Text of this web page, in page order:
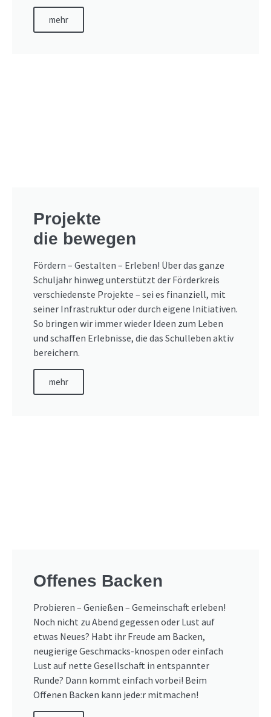
mehr
Projekte
die bewegen
Fördern – Gestalten – Erleben! Über das ganze
Schuljahr hinweg unterstützt der Förderkreis
verschiedenste Projekte – sei es finanziell, mit
seiner Infrastruktur oder durch eigene Initiativen.
So bringen wir immer wieder Ideen zum Leben
und schaffen Erlebnisse, die das Schulleben aktiv
bereichern.
mehr
Offenes Backen
Probieren – Genießen – Gemeinschaft erleben!
Noch nicht zu Abend gegessen oder Lust auf
etwas Neues? Habt ihr Freude am Backen,
neugierige Geschmacks-knospen oder einfach
Lust auf nette Gesellschaft in entspannter
Runde? Dann kommt einfach vorbei! Beim
Offenen Backen kann jede:r mitmachen!